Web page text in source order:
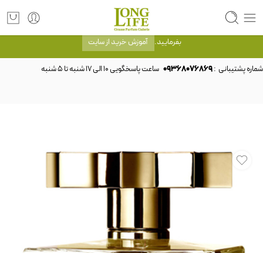
توجه! برند لانگ لایف رایحه های معروف را با شیشه و بسته بندی خود شرکت لانگ لایف
عرضه می کند.که با انتخاب حجم هر ادکلنی می توانید شیشه و بسته بندی را ملاحظه
بفرمایید. آموزش خرید از سایت
شماره پشتیبانی :09368076869